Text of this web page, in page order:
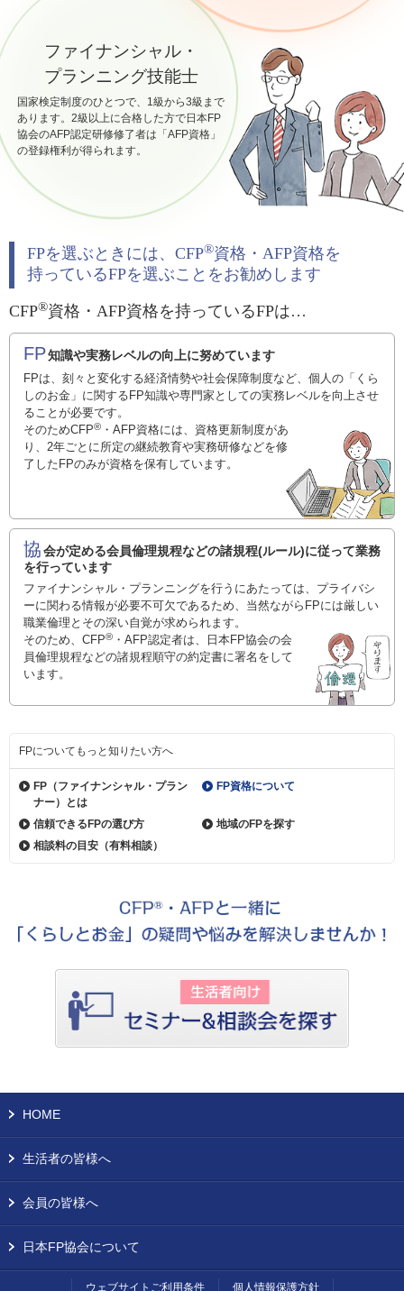
ファイナンシャル・
プランニング技能士
国家検定制度のひとつで、1級から3級まで
あります。2級以上に合格した方で日本FP
協会のAFP認定研修修了者は「AFP資格」
の登録権利が得られます。
FPを選ぶときには、CFP®資格・AFP資格を
持っているFPを選ぶことをお勧めします
CFP®資格・AFP資格を持っているFPは…
FP知識や実務レベルの向上に努めています
FPは、刻々と変化する経済情勢や社会保障制度など、個人の「くら
しのお金」に関するFP知識や専門家としての実務レベルを向上させ
ることが必要です。
そのためCFP® ・AFP資格には、資格更新制度があ
り、2年ごとに所定の継続教育や実務研修などを修
了したFPのみが資格を保有しています。
協会が定める会員倫理規程などの諸規程(ルール)に従って業務
を行っています
ファイナンシャル・プランニングを行うにあたっては、プライバシ
ーに関わる情報が必要不可欠であるため、当然ながらFPには厳しい
職業倫理とその深い自覚が求められます。
そのため、CFP® ・AFP認定者は、日本FP協会の会
員倫理規程などの諸規程順守の約定書に署名をして
います。
FPについてもっと知りたい方へ
FP（ファイナンシャル・ プラン
ナー）とは
FP資格について
信頼できるFPの選び方
地域のFPを探す
相談料の目安（有料相談）
HOME
生活者の皆様へ
会員の皆様へ
日本FP協会について
ウェブサイトご利用条件 個人情報保護方針